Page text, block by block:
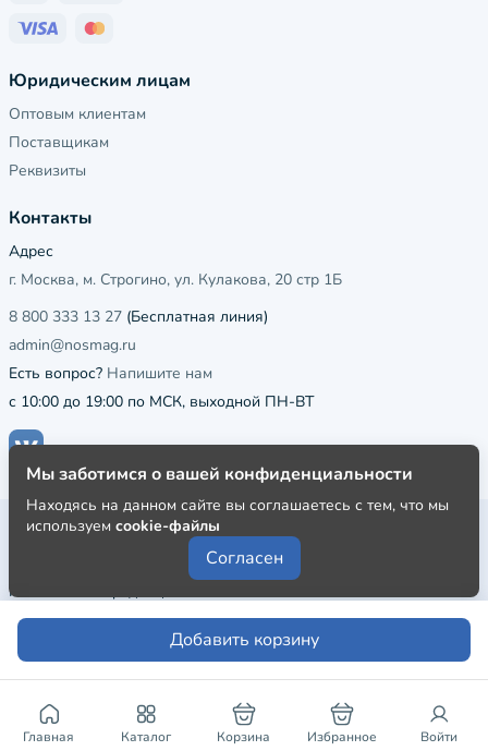
Добавить корзину
Главная Каталог Корзина Избранное Войти
Юридическим лицам
Оптовым клиентам
Поставщикам
Реквизиты
Контакты
Адрес
г. Москва, м. Строгино, ул. Кулакова, 20 стр 1Б
8 800 333 13 27 (Бесплатная линия)
admin@nosmag.ru
Есть вопрос? Напишите нам
с 10:00 до 19:00 по МСК, выходной ПН-ВТ
Публичная оферта
Пользовательское соглашение
Политика конфиденциальности
Мы заботимся о вашей конфиденциальности
Находясь на данном сайте вы соглашаетесь с тем, что мы
используем cookie-файлы
Согласен